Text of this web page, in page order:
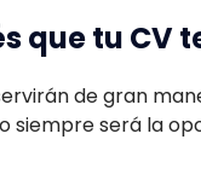
que tu CV
de gran
siempre será la